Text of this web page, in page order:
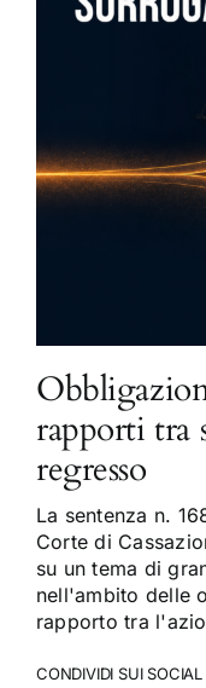
rapporti tra
regresso
La sentenza n.
Corte di
su un tema di
nell'ambito delle
rapporto tra
CONDIVIDI SUI SOCIAL